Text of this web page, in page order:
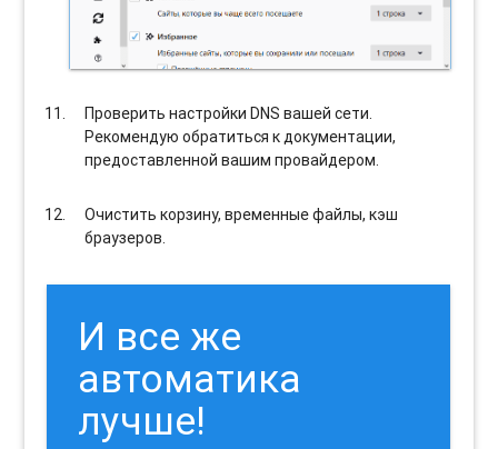
Проверить настройки DNS вашей сети.
Рекомендую обратиться к документации,
предоставленной вашим провайдером.
Очистить корзину, временные файлы, кэш
браузеров.
И все же
автоматика
лучше!